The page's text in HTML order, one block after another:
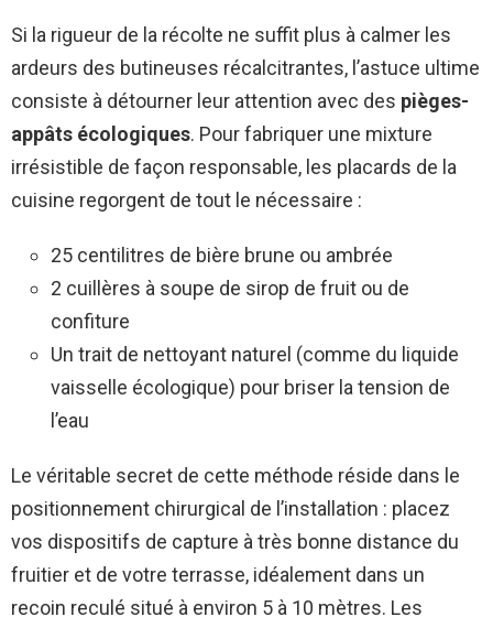
Si la rigueur de la récolte ne suffit plus à calmer les
ardeurs des butineuses récalcitrantes, l’astuce ultime
consiste à détourner leur attention avec des pièges-
appâts écologiques. Pour fabriquer une mixture
irrésistible de façon responsable, les placards de la
cuisine regorgent de tout le nécessaire :
25 centilitres de bière brune ou ambrée
2 cuillères à soupe de sirop de fruit ou de
confiture
Un trait de nettoyant naturel (comme du liquide
vaisselle écologique) pour briser la tension de
l’eau
Le véritable secret de cette méthode réside dans le
positionnement chirurgical de l’installation : placez
vos dispositifs de capture à très bonne distance du
fruitier et de votre terrasse, idéalement dans un
recoin reculé situé à environ 5 à 10 mètres. Les